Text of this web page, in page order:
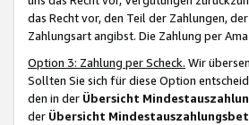
das Recht vor, den Teil der Zahlungen,
Zahlungsart angibst. Die Zahlung per
Option 3: Zahlung per Scheck. Wir
Sollten Sie sich für diese Option
den in der Übersicht
der Übersicht